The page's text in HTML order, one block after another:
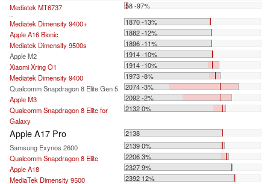
Mediatek MT6737 58 -97%
...
Mediatek Dimensity 9400+
1870 -13%
Apple A16 Bionic
1882 -12%
Mediatek Dimensity 9500s
1896 -11%
Apple M2
1914 -10%
Xiaomi Xring O1
1914 -10%
Mediatek Dimensity 9400
1973 -8%
Qualcomm Snapdragon 8 Elite Gen 5
2074 -3%
Apple M3
2092 -2%
Qualcomm Snapdragon 8 Elite for
Galaxy
2132 0%
Apple A17 Pro
2138
Samsung Exynos 2600
2139 0%
Qualcomm Snapdragon 8 Elite
2206 3%
Apple A18
2327 9%
MediaTek Dimensity 9500
2392 12%